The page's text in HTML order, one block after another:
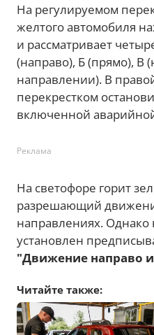
На регулируемом
желтого автомобиля
и рассматривает
(направо), Б (прямо), В
направлении). В
перекрестком
включенной
Реклама
На светофоре горит
разрешающий
направлениях. Однако
установлен
"Движение направо
Читайте также: